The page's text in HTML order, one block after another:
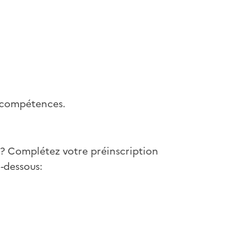
Complétez votre préinscription